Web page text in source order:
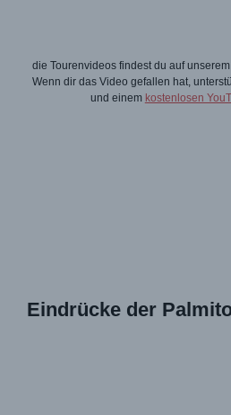
die Tourenvideos findest du auf
Wenn dir das Video gefallen hat,
und einem kostenlosen
Eindrücke der